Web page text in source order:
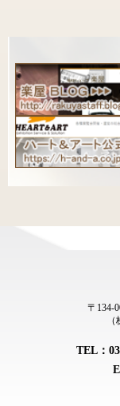
〒134-
TEL：